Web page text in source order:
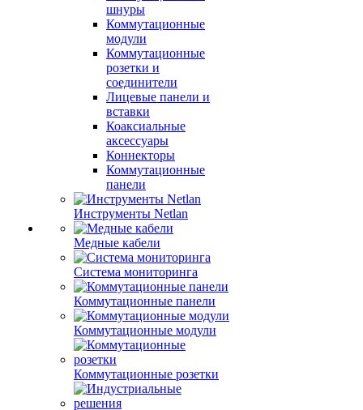
шнуры
Коммутационные
модули
Коммутационные
розетки и
соединители
Лицевые панели и
вставки
Коаксиальные
аксессуары
Коннекторы
Коммутационные
панели
Инструменты Netlan
Медные кабели
Система мониторинга
Коммутационные панели
Коммутационные модули
Коммутационные розетки